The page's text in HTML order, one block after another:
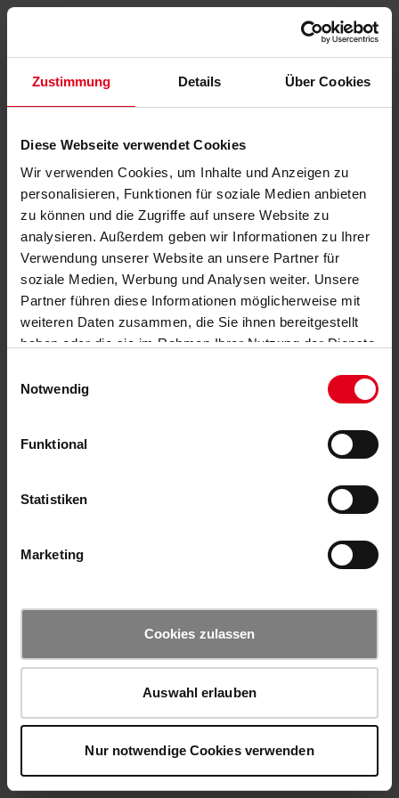
Zustimmung Details Über Cookies
Diese Webseite verwendet Cookies
Wir verwenden Cookies, um Inhalte und Anzeigen zu
personalisieren, Funktionen für soziale Medien anbieten
zu können und die Zugriffe auf unsere Website zu
analysieren. Außerdem geben wir Informationen zu Ihrer
Verwendung unserer Website an unsere Partner für
soziale Medien, Werbung und Analysen weiter. Unsere
Partner führen diese Informationen möglicherweise mit
weiteren Daten zusammen, die Sie ihnen bereitgestellt
haben oder die sie im Rahmen Ihrer Nutzung der Dienste
Notwendig
Funktional
Statistiken
Marketing
Cookies zulassen
Auswahl erlauben
Nur notwendige Cookies verwenden